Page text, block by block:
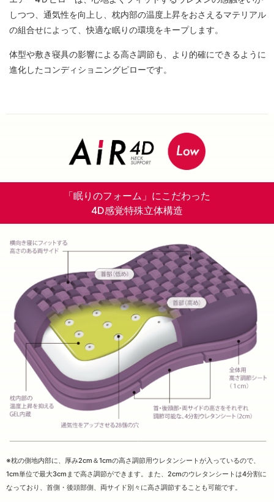
しつつ、通気性を向上し、枕内部の温度上昇をおさえるマテリアル
の組合せによって、快適な眠りの環境をキープします。
体型や敷き寝具の影響による高さ調節も、より的確にできるように
進化したコンディショニングピローです。
「眠りのフォーム」にこだわった
4D感覚特殊立体構造
※枕の側地内部に、厚み2cm＆1cmの高さ調節用ウレタンシートが入っているので、
1cm単位で最大3cmまで高さ調節ができます。また、2cmのウレタンシートは4分割に
なっており、首側・後頭部側、両サイド別々に高さ調節することも可能です。